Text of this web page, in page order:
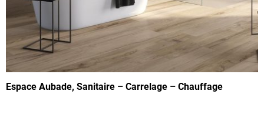
Espace Aubade, Sanitaire – Carrelage – Chauffage